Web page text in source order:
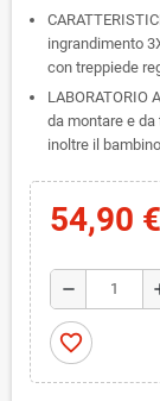
ingrandimento
con treppiede
LABORATORIO
da montare e
inoltre il
54,90 €
remove
favorite_border